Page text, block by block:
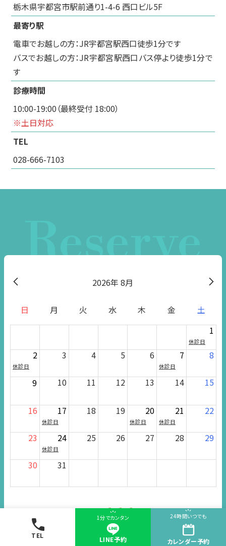
TEL
1分でカンタン
LINE予約
24時間いつでも
カレンダー予約
栃木県宇都宮市駅前通り1-4-6 西口ビル5F
最寄り駅
電車でお越しの方：JR宇都宮駅西口徒歩1分です
バスでお越しの方：JR宇都宮駅西口バス停より徒歩1分で
す
診療時間
10:00-19:00（最終受付 18:00）
※土日対応
TEL
028-666-7103
Reserve
2026 8月
日 月 火 水 木 金
土
1
休診日
2
休診日
3 4 5 6 7
休診日
8
9 10 11 12 13 14 15
16 17
休診日
18 19 20
休診日
21
休診日
22
23 24
休診日
25 26 27 28 29
30 31
028-666-7103
診療時間 10:00~19:00